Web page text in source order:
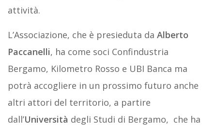
attività.
L’Associazione, che è presieduta da Alberto
Paccanelli, ha come soci Confindustria
Bergamo, Kilometro Rosso e UBI Banca ma
potrà accogliere in un prossimo futuro anche
altri attori del territorio, a partire
dall’Università degli Studi di Bergamo, che ha